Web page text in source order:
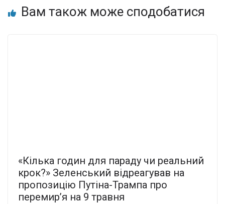
Вам також може сподобатися
«Кілька годин для параду чи реальний
крок?» Зеленський відреагував на
пропозицію Путіна-Трампа про
перемир’я на 9 травня